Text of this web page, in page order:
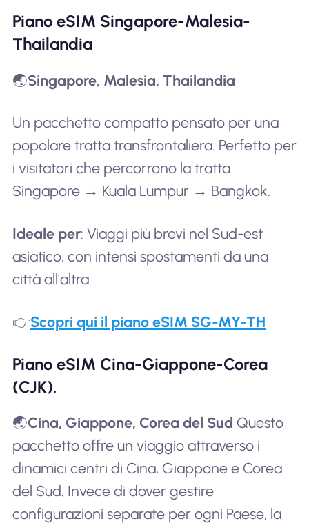
Piano eSIM Singapore-Malesia-
Thailandia
🌏Singapore, Malesia, Thailandia
Un pacchetto compatto pensato per una
popolare tratta transfrontaliera. Perfetto per
i visitatori che percorrono la tratta
Singapore → Kuala Lumpur → Bangkok.
Ideale per: Viaggi più brevi nel Sud-est
asiatico, con intensi spostamenti da una
città all'altra.
👉Scopri qui il piano eSIM SG-MY-TH
Piano eSIM Cina-Giappone-Corea
(CJK).
🌏Cina, Giappone, Corea del Sud Questo
pacchetto offre un viaggio attraverso i
dinamici centri di Cina, Giappone e Corea
del Sud. Invece di dover gestire
configurazioni separate per ogni Paese, la